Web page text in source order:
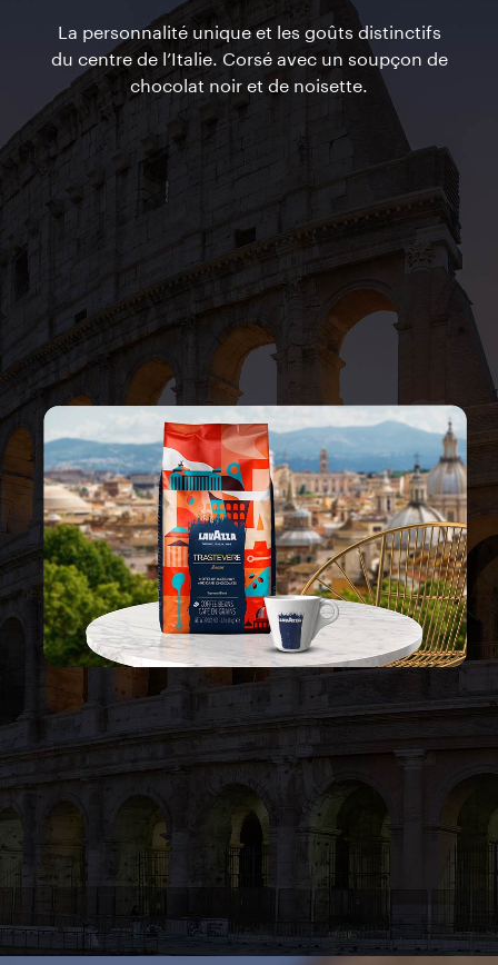
La personnalité unique et les goûts distinctifs
du centre de l’Italie. Corsé avec un soupçon de
chocolat noir et de noisette.